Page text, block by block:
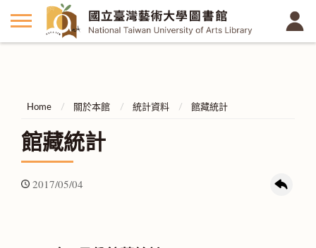
Home 關於本館 統計資料 館藏統計
館藏統計
2017/05/04